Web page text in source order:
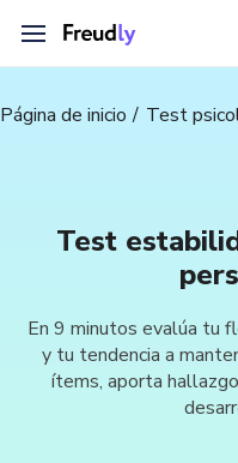
Página de inicio Test
Test
En 9 minutos evalúa tu
y tu tendencia a
ítems, aporta